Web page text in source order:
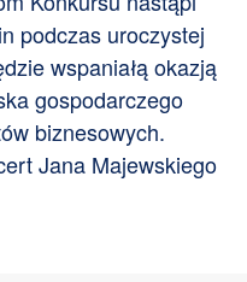
podczas uroczystej
wspaniałą okazją
gospodarczego
biznesowych.
Jana Majewskiego